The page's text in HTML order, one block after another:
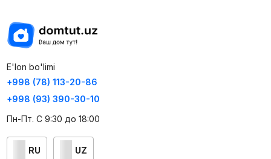
E'lon bo'limi
+998 (78) 113-20-86
+998 (93) 390-30-10
Пн-Пт. С 9:30 до 18:00
RU UZ